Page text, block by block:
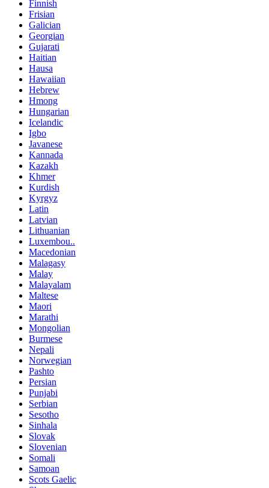
Finnish
Frisian
Galician
Georgian
Gujarati
Haitian
Hausa
Hawaiian
Hebrew
Hmong
Hungarian
Icelandic
Igbo
Javanese
Kannada
Kazakh
Khmer
Kurdish
Kyrgyz
Latin
Latvian
Lithuanian
Luxembou..
Macedonian
Malagasy
Malay
Malayalam
Maltese
Maori
Marathi
Mongolian
Burmese
Nepali
Norwegian
Pashto
Persian
Punjabi
Serbian
Sesotho
Sinhala
Slovak
Slovenian
Somali
Samoan
Scots Gaelic